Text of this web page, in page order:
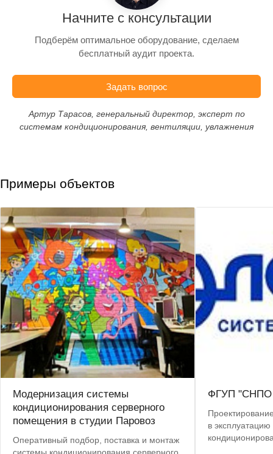
Начните с консультации
Подберём оптимальное оборудование, сделаем
бесплатный аудит проекта.
Задать вопрос
Артур Тарасов, генеральный директор, эксперт по
системам кондиционирования, вентиляции, увлажнения
Примеры объектов
Модернизация системы
кондиционирования серверного
помещения в студии Паровоз
Оперативный подбор, поставка и монтаж
ФГУП "СНПО
в